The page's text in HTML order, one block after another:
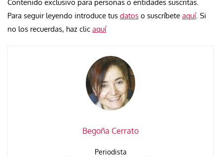
Contenido exclusivo para personas o entidades suscritas.
Para seguir leyendo introduce tus datos o suscríbete aquí. Si
no los recuerdas, haz clic aquí
Begoña Cerrato
Periodista